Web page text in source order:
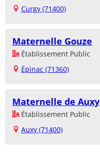
Curgy (71400)
Maternelle Gouze
Établissement Public
Épinac (71360)
Maternelle de Auxy
Établissement Public
Auxy (71400)